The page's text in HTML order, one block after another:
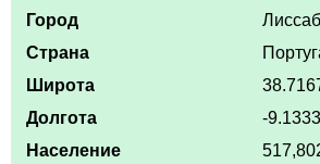
Город
Страна
Широта
Долгота
-
Население